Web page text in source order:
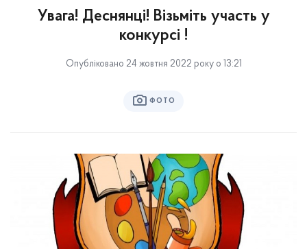
Увага! Деснянці! Візьміть участь у
конкурсі !
Опубліковано 24 жовтня 2022 року о 13:21
ФОТО